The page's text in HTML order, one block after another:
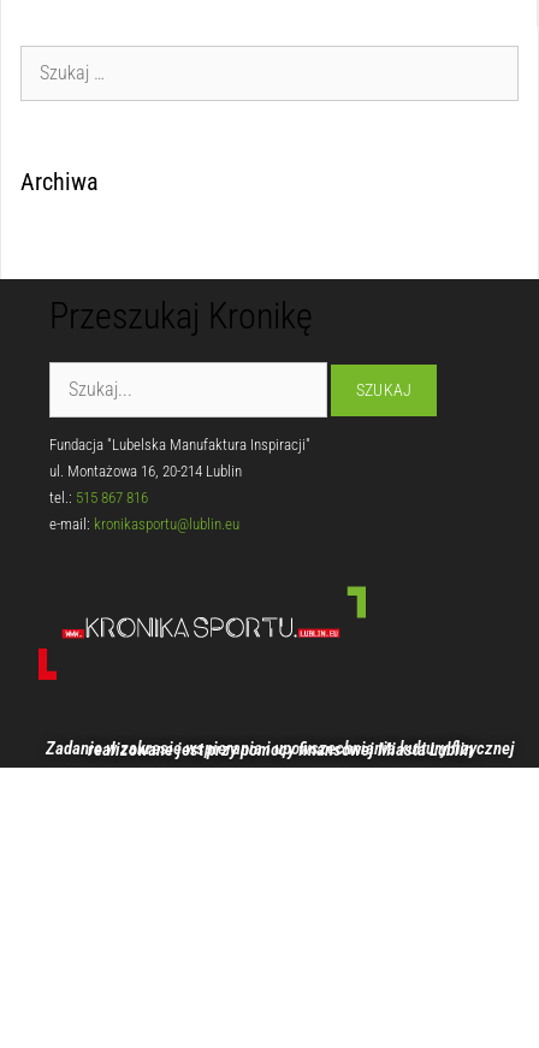
Archiwa
Przeszukaj Kronikę
Fundacja "Lubelska Manufaktura Inspiracji"
ul. Montażowa 16, 20-214 Lublin
tel.: 515 867 816
e-mail: kronikasportu@lublin.eu
Zadanie w zakresie wspierania i upowszechniania kultury fizycznej realizowane jest przy pomocy finansowej Miasta Lublin